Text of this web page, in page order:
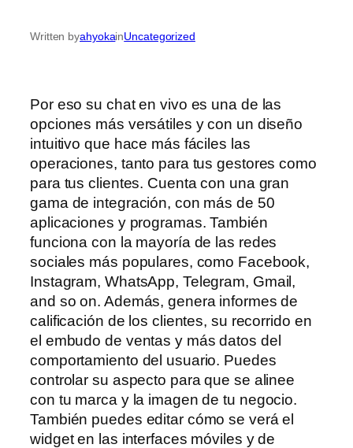
Written byahyokainUncategorized
Por eso su chat en vivo es una de las
opciones más versátiles y con un diseño
intuitivo que hace más fáciles las
operaciones, tanto para tus gestores como
para tus clientes. Cuenta con una gran
gama de integración, con más de 50
aplicaciones y programas. También
funciona con la mayoría de las redes
sociales más populares, como Facebook,
Instagram, WhatsApp, Telegram, Gmail,
and so on. Además, genera informes de
calificación de los clientes, su recorrido en
el embudo de ventas y más datos del
comportamiento del usuario. Puedes
controlar su aspecto para que se alinee
con tu marca y la imagen de tu negocio.
También puedes editar cómo se verá el
widget en las interfaces móviles y de